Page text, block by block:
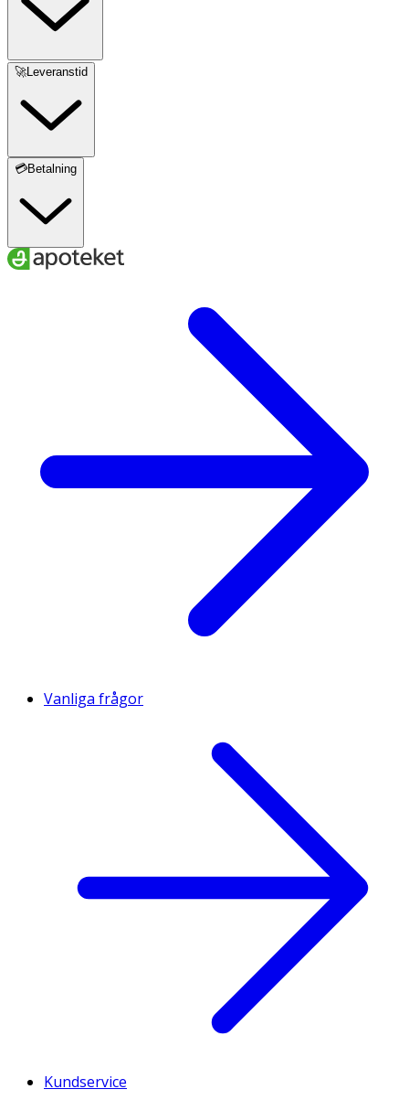
🚀Leveranstid
💳Betalning
Vanliga frågor
Kundservice